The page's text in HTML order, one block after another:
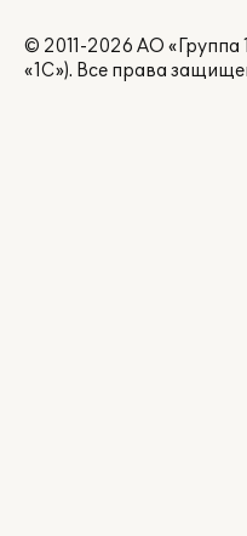
© 2011-2026 АО
«1С»). Все права